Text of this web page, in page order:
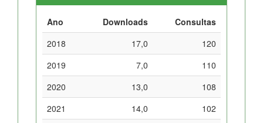
Ano Downloads
Consultas
2018
17,0
120
2019
7,0
110
2020
13,0
108
2021
14,0
102